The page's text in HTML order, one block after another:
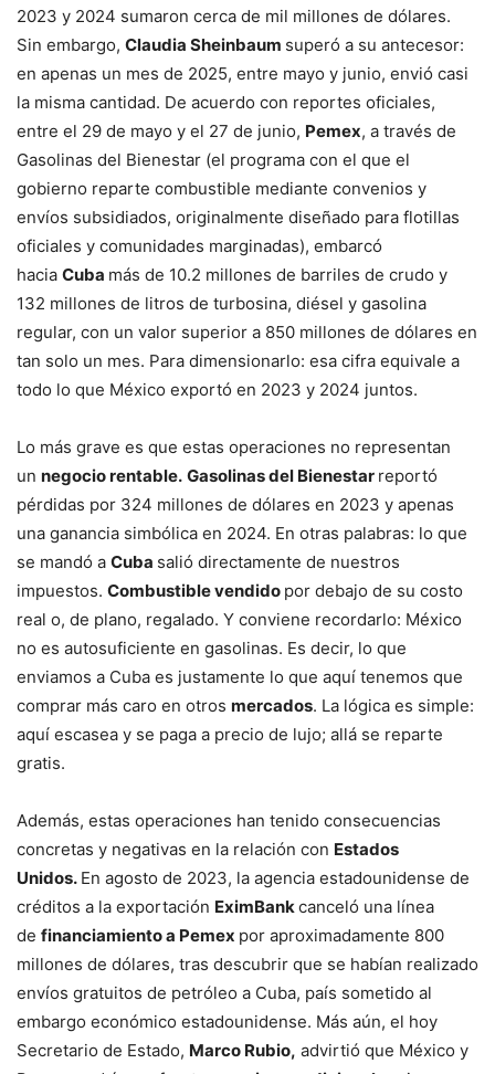
2023 y 2024 sumaron cerca de mil millones de dólares.
Sin embargo, Claudia Sheinbaum superó a su antecesor:
en apenas un mes de 2025, entre mayo y junio, envió casi
la misma cantidad. De acuerdo con reportes oficiales,
entre el 29 de mayo y el 27 de junio, Pemex, a través de
Gasolinas del Bienestar (el programa con el que el
gobierno reparte combustible mediante convenios y
envíos subsidiados, originalmente diseñado para flotillas
oficiales y comunidades marginadas), embarcó
hacia Cuba más de 10.2 millones de barriles de crudo y
132 millones de litros de turbosina, diésel y gasolina
regular, con un valor superior a 850 millones de dólares en
tan solo un mes. Para dimensionarlo: esa cifra equivale a
todo lo que México exportó en 2023 y 2024 juntos.
Lo más grave es que estas operaciones no representan
un negocio rentable. Gasolinas del Bienestar reportó
pérdidas por 324 millones de dólares en 2023 y apenas
una ganancia simbólica en 2024. En otras palabras: lo que
se mandó a Cuba salió directamente de nuestros
impuestos. Combustible vendido por debajo de su costo
real o, de plano, regalado. Y conviene recordarlo: México
no es autosuficiente en gasolinas. Es decir, lo que
enviamos a Cuba es justamente lo que aquí tenemos que
comprar más caro en otros mercados. La lógica es simple:
aquí escasea y se paga a precio de lujo; allá se reparte
gratis.
Además, estas operaciones han tenido consecuencias
concretas y negativas en la relación con Estados
Unidos. En agosto de 2023, la agencia estadounidense de
créditos a la exportación EximBankcanceló una línea
de financiamiento a Pemex por aproximadamente 800
millones de dólares, tras descubrir que se habían realizado
envíos gratuitos de petróleo a Cuba, país sometido al
embargo económico estadounidense. Más aún, el hoy
Secretario de Estado, Marco Rubio, advirtió que México y